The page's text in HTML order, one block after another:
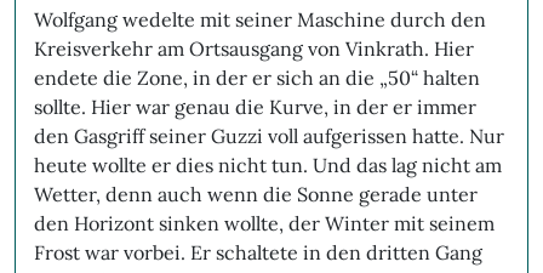
Wolfgang wedelte mit seiner Maschine durch den
Kreisverkehr am Ortsausgang von Vinkrath. Hier
endete die Zone, in der er sich an die „50“ halten
sollte. Hier war genau die Kurve, in der er immer
den Gasgriff seiner Guzzi voll aufgerissen hatte. Nur
heute wollte er dies nicht tun. Und das lag nicht am
Wetter, denn auch wenn die Sonne gerade unter
den Horizont sinken wollte, der Winter mit seinem
Frost war vorbei. Er schaltete in den dritten Gang